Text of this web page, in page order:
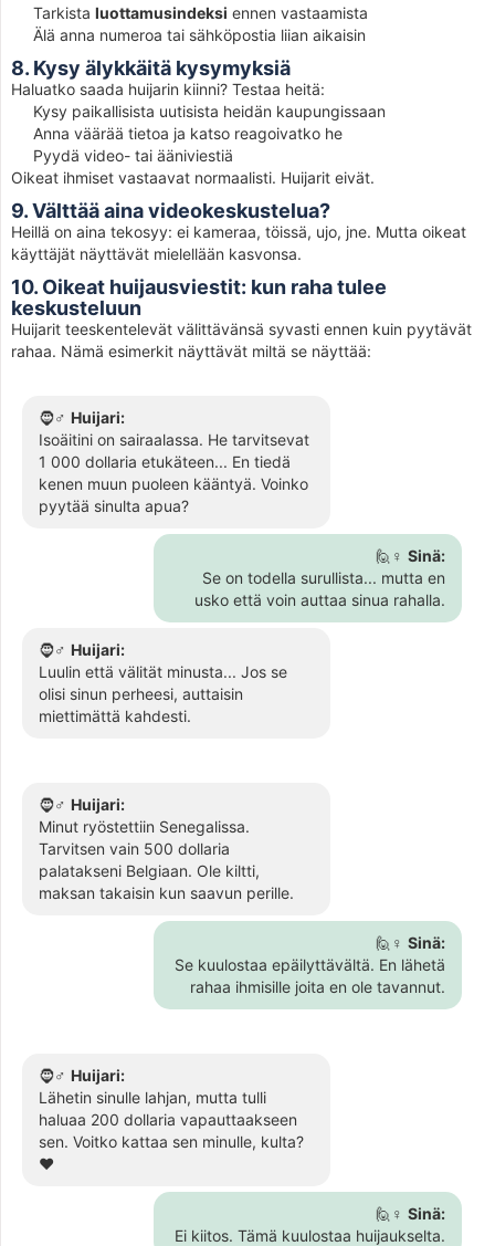
Tarkista luottamusindeksi ennen vastaamista
Älä anna numeroa tai sähköpostia liian aikaisin
8. Kysy älykkäitä kysymyksiä
Haluatko saada huijarin kiinni? Testaa heitä:
Kysy paikallisista uutisista heidän kaupungissaan
Anna väärää tietoa ja katso reagoivatko he
Pyydä video- tai ääniviestiä
Oikeat ihmiset vastaavat normaalisti. Huijarit eivät.
9. Välttää aina videokeskustelua?
Heillä on aina tekosyy: ei kameraa, töissä, ujo, jne. Mutta oikeat
käyttäjät näyttävät mielellään kasvonsa.
10. Oikeat huijausviestit: kun raha tulee
keskusteluun
Huijarit teeskentelevät välittävänsä syvasti ennen kuin pyytävät
rahaa. Nämä esimerkit näyttävät miltä se näyttää:
🧔♂️ Huijari:
Isoäitini on sairaalassa. He tarvitsevat
1 000 dollaria etukäteen... En tiedä
kenen muun puoleen kääntyä. Voinko
pyytää sinulta apua?
🙋♀️ Sinä:
Se on todella surullista... mutta en
usko että voin auttaa sinua rahalla.
🧔♂️ Huijari:
Luulin että välität minusta... Jos se
olisi sinun perheesi, auttaisin
miettimättä kahdesti.
🧔♂️ Huijari:
Minut ryöstettiin Senegalissa.
Tarvitsen vain 500 dollaria
palatakseni Belgiaan. Ole kiltti,
maksan takaisin kun saavun perille.
🙋♀️ Sinä:
Se kuulostaa epäilyttävältä. En lähetä
rahaa ihmisille joita en ole tavannut.
🧔♂️ Huijari:
Lähetin sinulle lahjan, mutta tulli
haluaa 200 dollaria vapauttaakseen
sen. Voitko kattaa sen minulle, kulta?
❤️
🙋♀️ Sinä:
Ei kiitos. Tämä kuulostaa huijaukselta.